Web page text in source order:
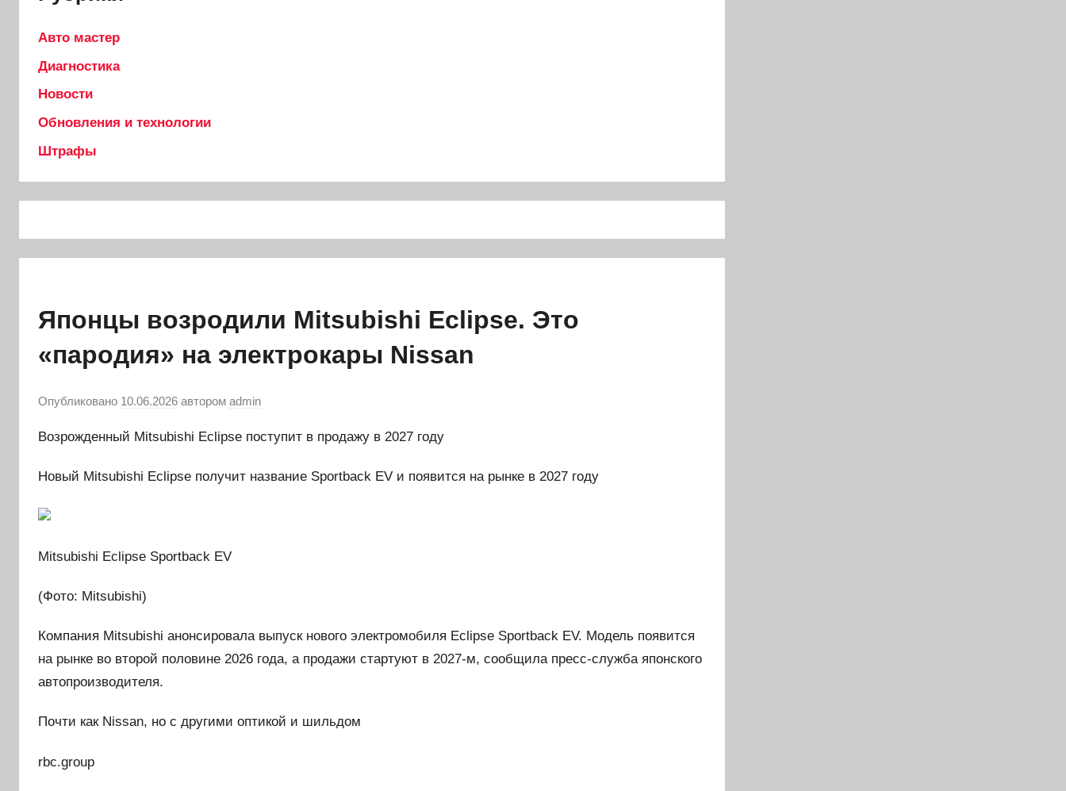
Японцы возродили Mitsubishi Eclipse. Это
«пародия» на электрокары Nissan
Опубликовано 10.06.2026 автором admin
Возрожденный Mitsubishi Eclipse поступит в продажу в 2027 году
Новый Mitsubishi Eclipse получит название Sportback EV и появится на рынке в 2027 году
Mitsubishi Eclipse Sportback EV
(Фото: Mitsubishi)
Компания Mitsubishi анонсировала выпуск нового электромобиля Eclipse Sportback EV. Модель появится
на рынке во второй половине 2026 года, а продажи стартуют в 2027-м, сообщила пресс-служба японского
автопроизводителя.
Почти как Nissan, но с другими оптикой и шильдом
rbc.group
Авто мастер
Диагностика
Новости
Обновления и технологии
Штрафы